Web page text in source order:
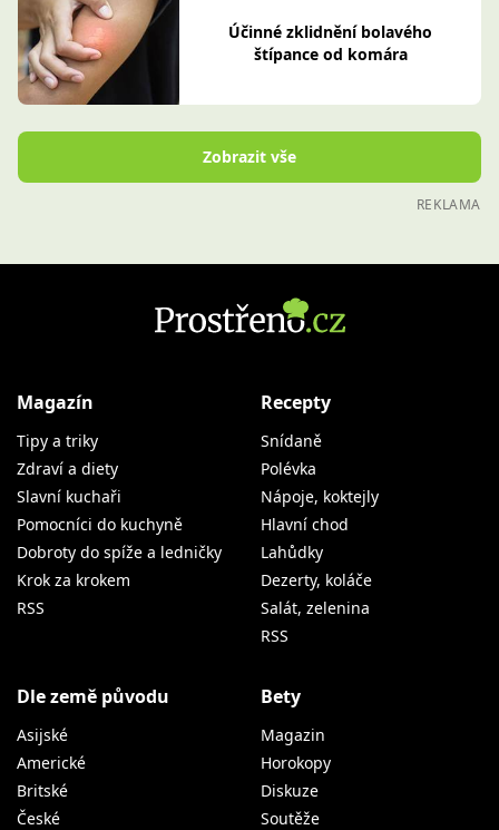
Účinné zklidnění bolavého
štípance od komára
Zobrazit vše
REKLAMA
Magazín
Tipy a triky
Zdraví a diety
Slavní kuchaři
Pomocníci do kuchyně
Dobroty do spíže a ledničky
Krok za krokem
RSS
Recepty
Snídaně
Polévka
Nápoje, koktejly
Hlavní chod
Lahůdky
Dezerty, koláče
Salát, zelenina
RSS
Dle země původu
Asijské
Americké
Britské
České
Bety
Magazin
Horokopy
Diskuze
Soutěže